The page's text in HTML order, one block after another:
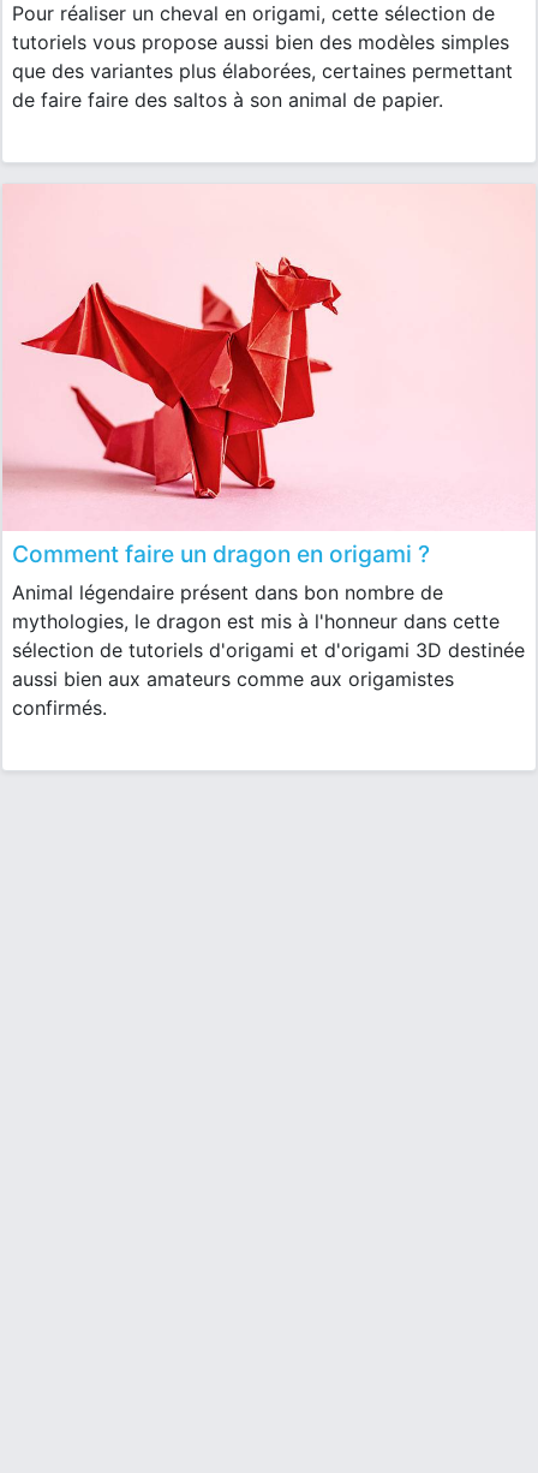
Pour réaliser un cheval en origami, cette sélection de
tutoriels vous propose aussi bien des modèles simples
que des variantes plus élaborées, certaines permettant
de faire faire des saltos à son animal de papier.
Comment faire un dragon en origami ?
Animal légendaire présent dans bon nombre de
mythologies, le dragon est mis à l'honneur dans cette
sélection de tutoriels d'origami et d'origami 3D destinée
aussi bien aux amateurs comme aux origamistes
confirmés.